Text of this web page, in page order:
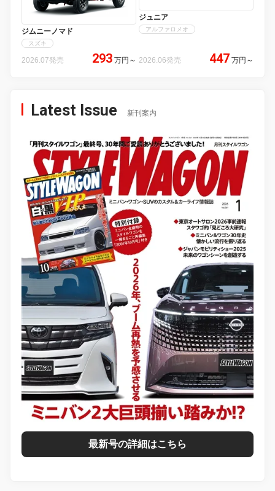
ジムニーノマド
スズキ
2026.07発売 293 万円 ～
ジュニア
アルファロメオ
2026.06発売 447 万円 ～
Latest Issue 新刊案内
最新号の詳細はこちら